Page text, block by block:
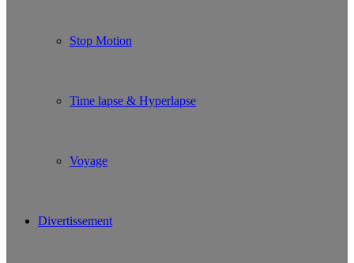
Stop Motion
Time lapse & Hyperlapse
Voyage
Divertissement